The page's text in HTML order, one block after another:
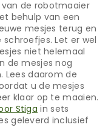
de robotmaaier
behulp van een
mesjes terug en
Let er wel
niet helemaal
de mesjes nog
Lees daarom de
u de mesjes
klaar op te maaien.
Stiga in sets
geleverd inclusief